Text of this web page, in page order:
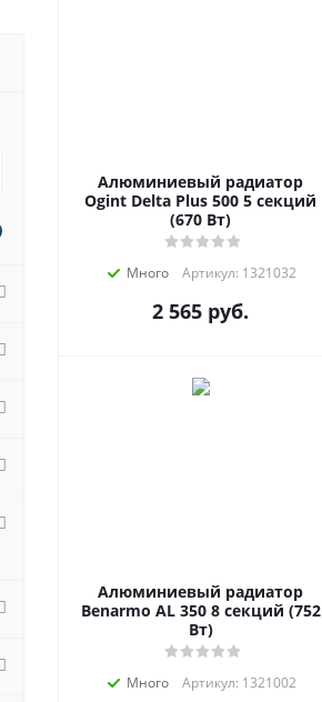
Алюминиевый радиатор
Ogint Delta Plus 500 5 секций
(670 Вт)
Много Артикул: 1321032
2 565 руб.
Алюминиевый радиатор
Benarmo AL 350 8 секций (752
Вт)
Много Артикул: 1321002